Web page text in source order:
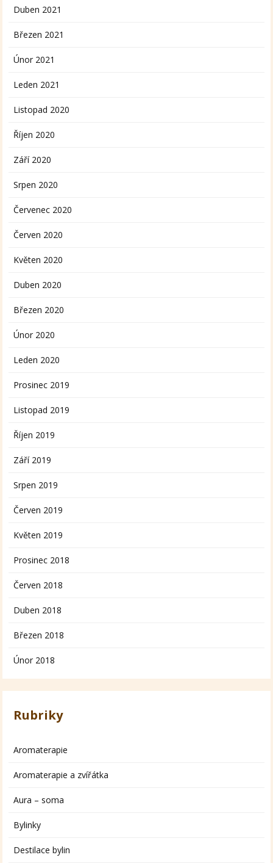
Duben 2021
Březen 2021
Únor 2021
Leden 2021
Listopad 2020
Říjen 2020
Září 2020
Srpen 2020
Červenec 2020
Červen 2020
Květen 2020
Duben 2020
Březen 2020
Únor 2020
Leden 2020
Prosinec 2019
Listopad 2019
Říjen 2019
Září 2019
Srpen 2019
Červen 2019
Květen 2019
Prosinec 2018
Červen 2018
Duben 2018
Březen 2018
Únor 2018
Rubriky
Aromaterapie
Aromaterapie a zvířátka
Aura – soma
Bylinky
Destilace bylin